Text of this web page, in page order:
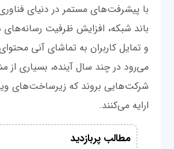
با پیشرفت‌های مستمر در دنیای
باند شبکه، افزایش ظرفیت رسانه‌های
و تمایل کاربران به تماشای آنی
می‌رود در چند سال آینده، بسیاری از
شرکت‌هایی بروند که زیرساخت‌های
ارایه می‌کنند.
مطالب پربازدید